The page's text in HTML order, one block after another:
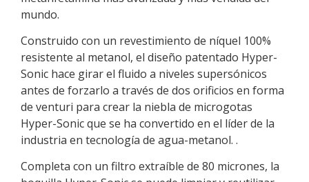
mundo.
Construido con un revestimiento de níquel 100%
resistente al metanol, el diseño patentado Hyper-
Sonic hace girar el fluido a niveles supersónicos
antes de forzarlo a través de dos orificios en forma
de venturi para crear la niebla de microgotas
Hyper-Sonic que se ha convertido en el líder de la
industria en tecnología de agua-metanol. .
Completa con un filtro extraíble de 80 micrones, la